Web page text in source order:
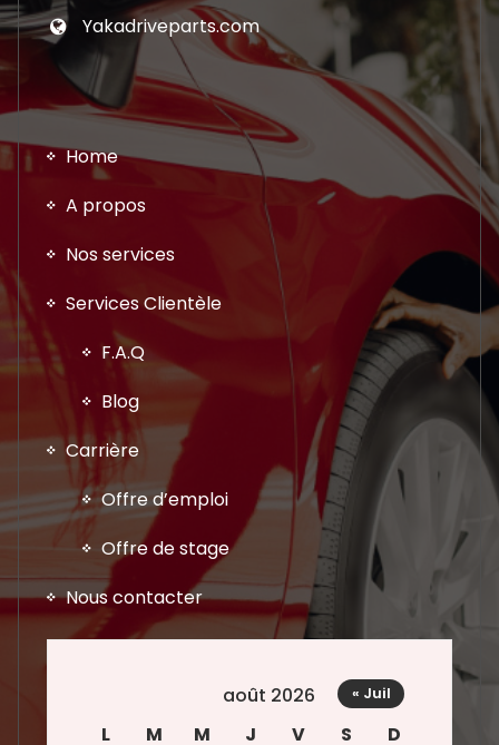
Yakadriveparts.com
Home
A propos
Nos services
Services Clientèle
F.A.Q
Blog
Carrière
Offre d’emploi
Offre de stage
Nous contacter
août 2026
L
M M J V S D
« Juil